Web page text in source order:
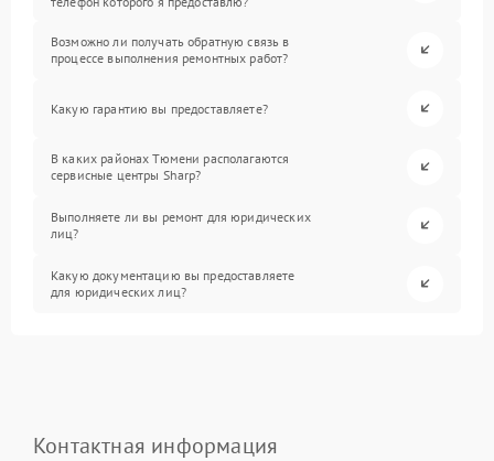
Возможно ли получать обратную связь в
процессе выполнения ремонтных работ?
Какую гарантию вы предоставляете?
В каких районах Тюмени располагаются
сервисные центры Sharp?
Выполняете ли вы ремонт для юридических
лиц?
Какую документацию вы предоставляете
для юридических лиц?
Контактная информация